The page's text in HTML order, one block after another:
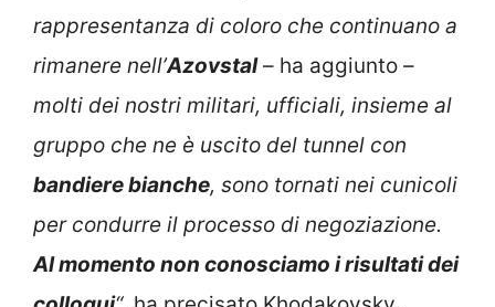
rappresentanza di coloro che continuano a
rimanere nell’Azovstal– ha aggiunto –
molti dei nostri militari, ufficiali, insieme al
gruppo che ne è uscito del tunnel con
bandiere bianche, sono tornati nei cunicoli
per condurre il processo di negoziazione.
Al momento non conosciamo i risultati dei